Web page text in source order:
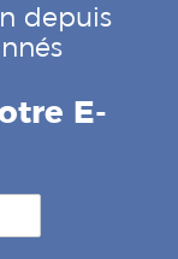
depuis
E-